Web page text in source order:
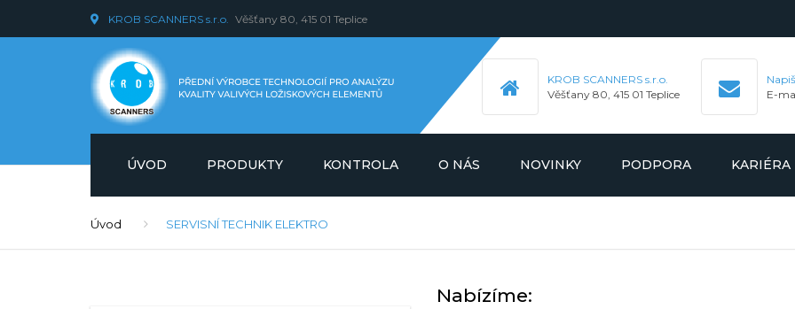
KROB SCANNERS s.r.o. Věšťany 80, 415 01 Teplice
KROB SCANNERS s.r.o.
Věšťany 80, 415 01 Teplice
E-
ÚVOD PRODUKTY
KONTROLA KOULÍ
HARDNESS TESTER
BALL TRANSPORTÉRY
SOFTWAROVÉ A HARDWAROVÉ
KONTROLA O NÁS NOVINKY PODPORA KARIÉRA
Úvod SERVISNÍ TECHNIK ELEKTRO
Nabízíme: